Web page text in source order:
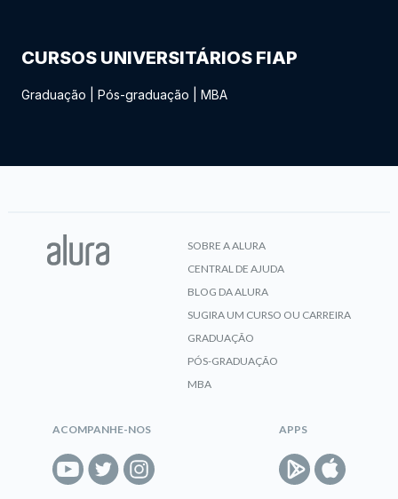
CURSOS UNIVERSITÁRIOS FIAP
Graduação Pós-graduação MBA
SOBRE A ALURA
CENTRAL DE AJUDA
BLOG DA ALURA
SUGIRA UM CURSO OU CARREIRA
GRADUAÇÃO
PÓS-GRADUAÇÃO
MBA
ACOMPANHE-NOS APPS